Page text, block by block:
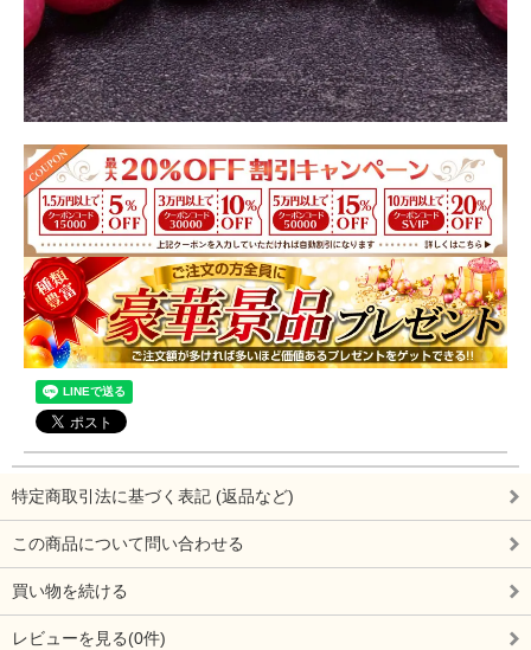
※天然石由来の傷やヒビなどが一部入っている場合がございま
す。
※なるべく現物に近い写真撮影を心がけていますが、モニター
環境により実物との色合いの差が生じる場合があります。
【工場直送】商品の発送・納期について
※こちらの商品はラストプライスの商品であるため、購入金額
に応じた割引クーポンはご利用いただけません。
※会員ランクで獲得したポイントは自動的に付与されますが、
ご注文後、こちらで手動で通常ポイントに変更いたします。
※こちらの商品は会員ランク基準の注文金額として計上されま
す。
特定商取引法に基づく表記 (返品など)
この商品について問い合わせる
買い物を続ける
レビューを見る(0件)